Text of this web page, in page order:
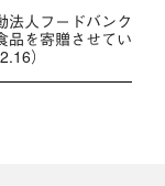
法人フードバンク
品を寄贈させてい
）